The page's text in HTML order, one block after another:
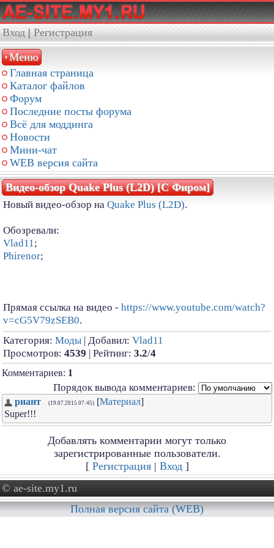
Вход|Регистрация
Меню
Главная страница
Каталог файлов
Форум
Последние посты форума
Всё для моддинга
Новости
Мини-чат
WEB версия сайта
Видео-обзор Quake Plus (L2D) [С Фиром]
Новый видео-обзор на Quake Plus (L2D).
Обозревали:
Vlad11;
Phirenor;
Прямая ссылка на видео - https://www.youtube.com/watch?
v=cG5V79zSEB0.
Категория: Моды | Добавил: Vlad11
Просмотров: 4539 | Рейтинг: 3.2/4
Комментариев: 1
Порядок вывода комментариев:
риант (19.07.2015 07:45) [Материал]
Super!!!
Добавлять комментарии могут только
зарегистрированные пользователи.
[ Регистрация| Вход]
© ae-site.my1.ru
Полная версия сайта (WEB)